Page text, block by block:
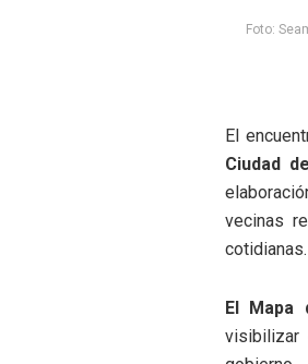
Foto:
El
Ciudad
vecinas
cotidianas.
El Mapa
visibilizar